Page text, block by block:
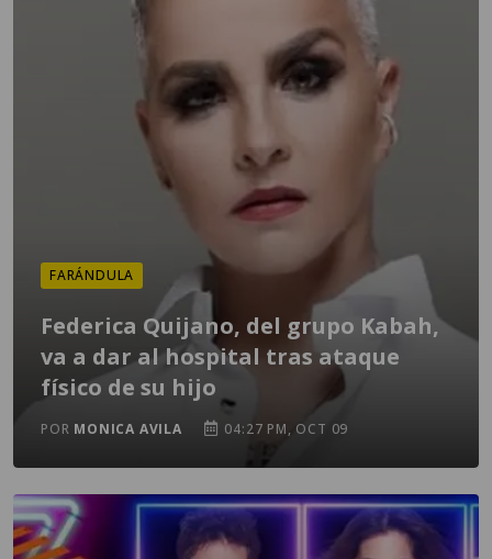
FARÁNDULA
Federica Quijano, del grupo Kabah,
va a dar al hospital tras ataque
físico de su hijo
POR MONICA AVILA 04:27 PM, OCT 09